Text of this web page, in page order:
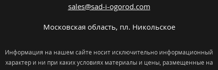
sales@sad-i-ogorod.com
Московская область, пл. Никольcкое
Информация на нашем сайте носит исключительно информационный
характер и ни при каких условиях материалы и цены, размещенные на